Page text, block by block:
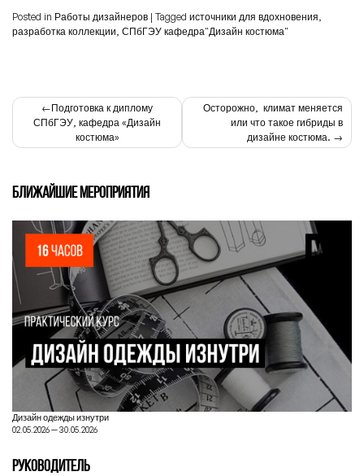
Posted in Работы дизайнеров | Tagged источники для вдохновения,
разработка коллекции, СПбГЭУ кафедра"Дизайн костюма"
НавигацияПодготовка к диплому
СПбГЭУ, кафедра «Дизайн
костюма»
Осторожно, климат меняется
или что такое гибриды в
дизайне костюма.
БЛИЖАЙШИЕ МЕРОПРИЯТИЯ
Дизайн одежды изнутри
02.05.2026 — 30.05.2026
РУКОВОДИТЕЛЬ